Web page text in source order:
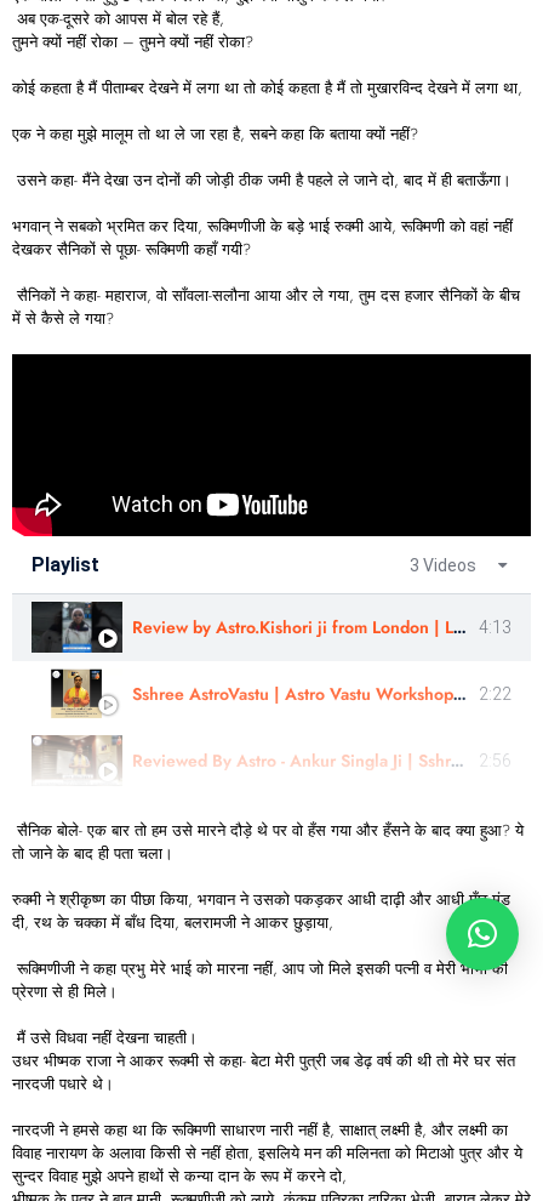
अब एक-दूसरे को आपस में बोल रहे हैं,
तुमने क्यों नहीं रोका – तुमने क्यों नहीं रोका?
कोई कहता है मैं पीताम्बर देखने में लगा था तो कोई कहता है मैं तो मुखारविन्द देखने में लगा था,
एक ने कहा मुझे मालूम तो था ले जा रहा है, सबने कहा कि बताया क्यों नहीं?
उसने कहा- मैंने देखा उन दोनों की जोड़ी ठीक जमी है पहले ले जाने दो, बाद में ही बताऊँगा।
भगवान् ने सबको भ्रमित कर दिया, रूक्मिणीजी के बड़े भाई रुक्मी आये, रूक्मिणी को वहां नहीं
देखकर सैनिकों से पूछा- रूक्मिणी कहाँ गयी?
सैनिकों ने कहा- महाराज, वो साँवला-सलौना आया और ले गया, तुम दस हजार सैनिकों के बीच
में से कैसे ले गया?
Playlist 3 Videos
Review by Astro.Kishori ji from London | Learn Astrology 4:13
Sshree AstroVastu | Astro Vastu Workshop | Review |Astrologer Rajendra Singh | Uttarakhand 2:22
Reviewed By Astro - Ankur Singla Ji | Sshree Astro Vastu #astrology #nakshatra 2:56
सैनिक बोले- एक बार तो हम उसे मारने दौड़े थे पर वो हँस गया और हँसने के बाद क्या हुआ? ये
तो जाने के बाद ही पता चला।
रुक्मी ने श्रीकृष्ण का पीछा किया, भगवान ने उसको पकड़कर आधी दाढ़ी और आधी मूँछ मुंड
दी, रथ के चक्का में बाँध दिया, बलरामजी ने आकर छुड़ाया,
रूक्मिणीजी ने कहा प्रभु मेरे भाई को मारना नहीं, आप जो मिले इसकी पत्नी व मेरी भाभी की
प्रेरणा से ही मिले।
मैं उसे विधवा नहीं देखना चाहती।
उधर भीष्मक राजा ने आकर रूक्मी से कहा- बेटा मेरी पुत्री जब डेढ़ वर्ष की थी तो मेरे घर संत
नारदजी पधारे थे।
नारदजी ने हमसे कहा था कि रूक्मिणी साधारण नारी नहीं है, साक्षात् लक्ष्मी है, और लक्ष्मी का
विवाह नारायण के अलावा किसी से नहीं होता, इसलिये मन की मलिनता को मिटाओ पुत्र और ये
सुन्दर विवाह मुझे अपने हाथों से कन्या दान के रूप में करने दो,